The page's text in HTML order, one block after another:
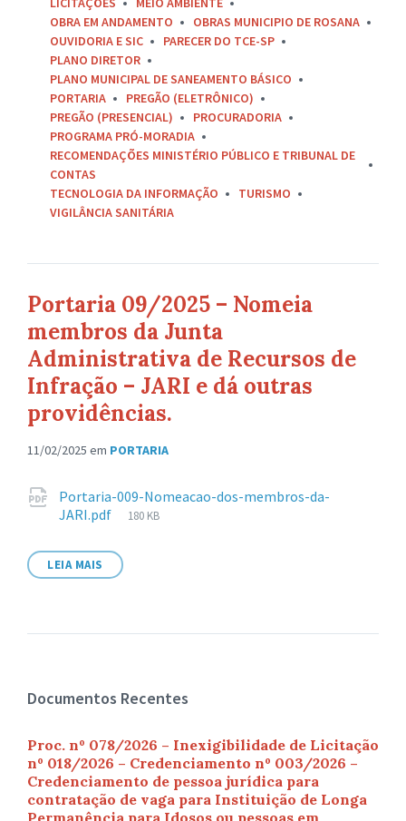
OBRA EM ANDAMENTO
OBRAS MUNICIPIO DE ROSANA
OUVIDORIA E SIC
PARECER DO TCE-SP
PLANO DIRETOR
PLANO MUNICIPAL DE SANEAMENTO BÁSICO
PORTARIA
PREGÃO (ELETRÔNICO)
PREGÃO (PRESENCIAL)
PROCURADORIA
PROGRAMA PRÓ-MORADIA
RECOMENDAÇÕES MINISTÉRIO PÚBLICO E TRIBUNAL DE
CONTAS
TECNOLOGIA DA INFORMAÇÃO
TURISMO
VIGILÂNCIA SANITÁRIA
Portaria 09/2025 – Nomeia
membros da Junta
Administrativa de Recursos de
Infração – JARI e dá outras
providências.
11/02/2025 em PORTARIA
Anexos
Portaria-009-Nomeacao-dos-membros-da-
JARI.pdf
Tamanho
180 KB
LEIA MAIS
Documentos Recentes
Proc. nº 078/2026 – Inexigibilidade de Licitação
nº 018/2026 – Credenciamento nº 003/2026 –
Credenciamento de pessoa jurídica para
contratação de vaga para Instituição de Longa